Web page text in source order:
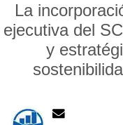
La
ejecutiva del
y